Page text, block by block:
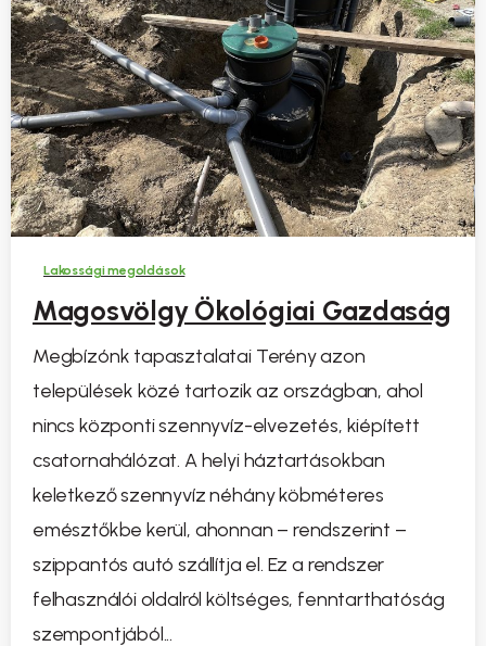
Lakossági megoldások
Magosvölgy Ökológiai Gazdaság
Megbízónk tapasztalatai Terény azon
települések közé tartozik az országban, ahol
nincs központi szennyvíz-elvezetés, kiépített
csatornahálózat. A helyi háztartásokban
keletkező szennyvíz néhány köbméteres
emésztőkbe kerül, ahonnan – rendszerint –
szippantós autó szállítja el. Ez a rendszer
felhasználói oldalról költséges, fenntarthatóság
szempontjából...